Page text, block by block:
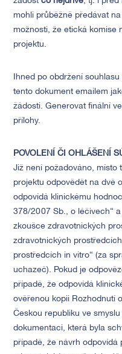
mohli průběžně předávat
možnosti, že etická komise
projektu.
Ihned po obdržení
tento dokument emailem
žádosti. Generovat finální
přílohy.
POVOLENÍ ČI OHLÁŠENÍ
Již není požadováno, místo
projektu odpovědět na dvě
odpovídá klinickému
378/2007 Sb., o léčivech“
zkoušce zdravotnických
zdravotnických
prostředcích in vitro“ (za
uchazeč). Pokud je
případě, že odpovídá
ověřenou kopii Rozhodnutí
Českou republiku ve
dokumentaci, která byla
případě, že návrh odpovídá